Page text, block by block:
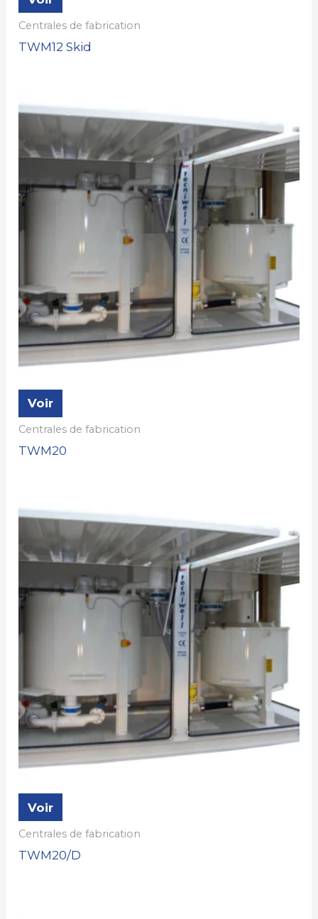
Centrales de fabrication
TWM12 Skid
Voir
Centrales de fabrication
TWM20
Voir
Centrales de fabrication
TWM20/D